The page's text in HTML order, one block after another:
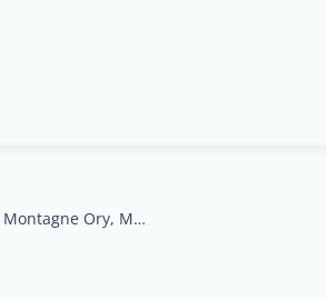
Impasse Centre Communautaire - Montagne Ory, Moka